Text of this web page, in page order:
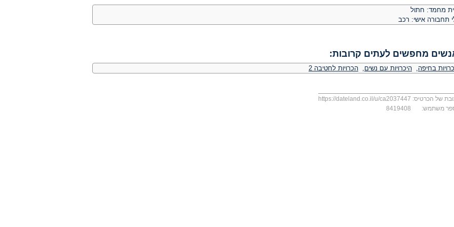
מחמד: חתול
תחבורה אישי: רכב
מחפשים לעתים קרובות:
בחיפה, היכרויות עם נשים, הכרויות לחטיבה 2
של הכרטיס: https://dateland.co.il/u/ca2037447
משתמש:
8419408